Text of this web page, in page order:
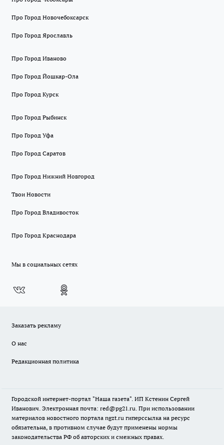
Про Город Новочебоксарск
Про Город Ярославль
Про Город Иваново
Про Город Йошкар-Ола
Про Город Курск
Про Город Рыбинск
Про Город Уфа
Про Город Саратов
Про Город Нижний Новгород
Твои Новости
Про Город Владивосток
Про Город Краснодара
Мы в социальных сетях
Заказать рекламу
О нас
Редакционная политика
Городской интернет-портал "Наша газета". ИП Кстенин Сергей
Иванович. Электронная почта: red@pg21.ru. При использовании
материалов новостного портала ngzt.ru гиперссылка на ресурс
обязательна, в противном случае будут применены нормы
законодательства РФ об авторских и смежных правах.